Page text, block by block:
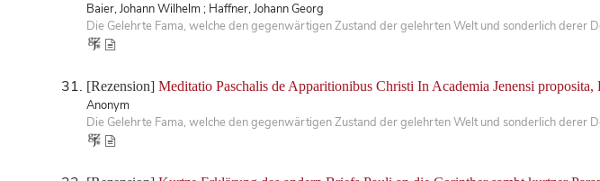
Baier, Johann Wilhelm ; Haffner, Johann Georg
Die Gelehrte Fama, welche den gegenwärtigen Zustand der gelehrten Welt und sonderlich derer
[Rezension] Meditatio Paschalis de Apparitionibus Christi In Academia Jenensi proposita,
Anonym
Die Gelehrte Fama, welche den gegenwärtigen Zustand der gelehrten Welt und sonderlich derer